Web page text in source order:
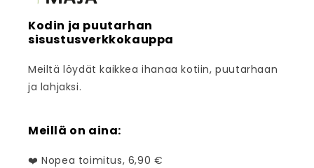
Kodin ja puutarhan
sisustusverkkokauppa
Meiltä löydät kaikkea ihanaa kotiin, puutarhaan
ja lahjaksi.
Meillä on aina:
❤️ Nopea toimitus, 6,90 €